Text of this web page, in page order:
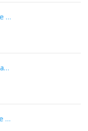
Banque Kolb Châtenois 8, Rue de Lorraine
Banque Kolb Châlons-En-Champagne 2, Rue Prieur de La Marne
Banque Kolb Mirecourt 1 3, Place Du Général de Gaulle